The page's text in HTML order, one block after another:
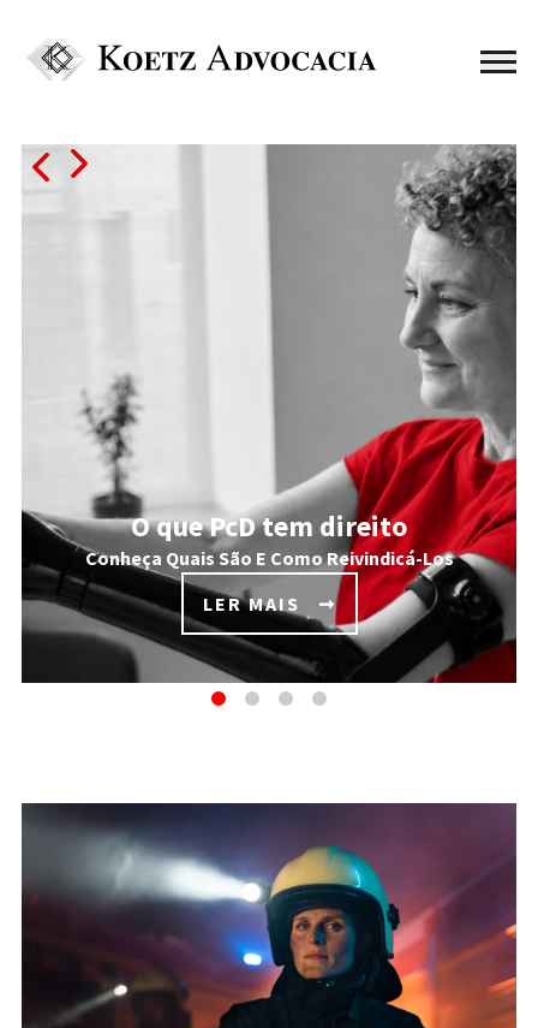
O que PcD tem direito
Conheça Quais São E Como Reivindicá-Los
LER MAIS
LISTAGEM DE POSTS